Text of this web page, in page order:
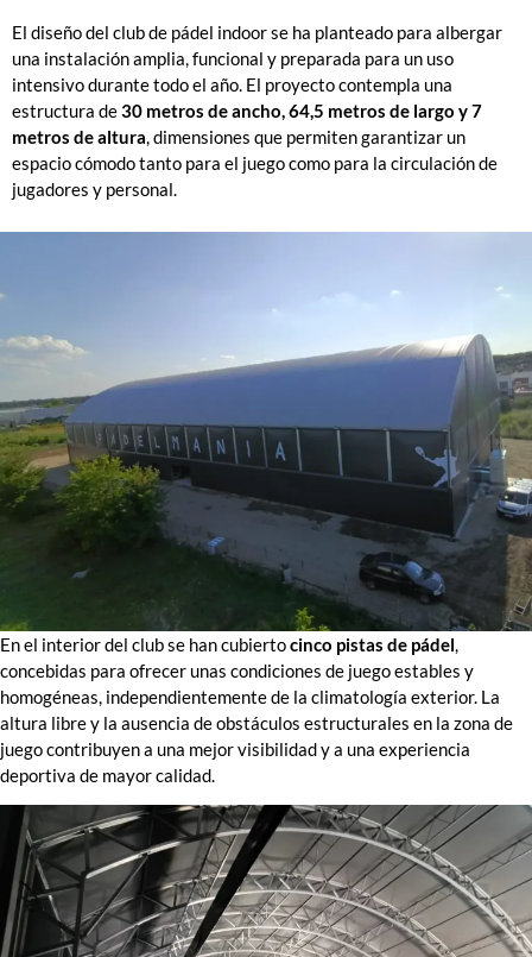
El diseño del club de pádel indoor se ha planteado para albergar
una instalación amplia, funcional y preparada para un uso
intensivo durante todo el año. El proyecto contempla una
estructura de30 metros de ancho, 64,5 metros de largo y 7
metros de altura, dimensiones que permiten garantizar un
espacio cómodo tanto para el juego como para la circulación de
jugadores y personal.
En el interior del club se han cubiertocinco pistas de pádel,
concebidas para ofrecer unas condiciones de juego estables y
homogéneas, independientemente de la climatología exterior. La
altura libre y la ausencia de obstáculos estructurales en la zona de
juego contribuyen a una mejor visibilidad y a una experiencia
deportiva de mayor calidad.